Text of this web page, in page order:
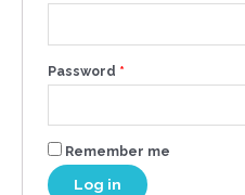
Password *
Remember me
Log in